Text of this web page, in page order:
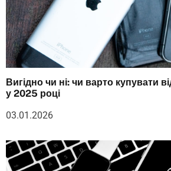
Вигідно чи ні: чи варто купувати
у 2025 році
03.01.2026